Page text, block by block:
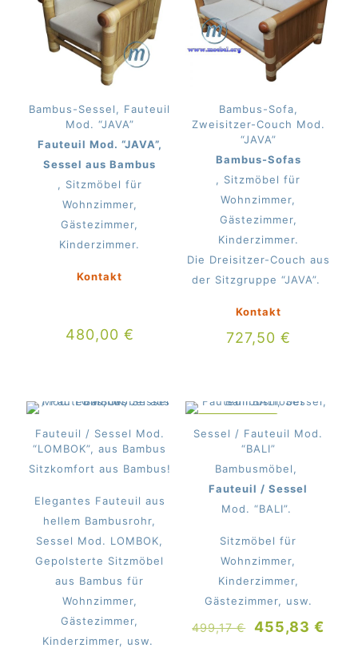
Bambus-Sessel, Fauteuil
Mod. “JAVA”
Fauteuil Mod. “JAVA”,
Sessel aus Bambus
, Sitzmöbel für
Wohnzimmer,
Gästezimmer,
Kinderzimmer.
Kontakt
480,00 €
Bambus-Sofa,
Zweisitzer-Couch Mod.
“JAVA”
Bambus-Sofas
, Sitzmöbel für
Wohnzimmer,
Gästezimmer,
Kinderzimmer.
Die Dreisitzer-Couch aus
der Sitzgruppe “JAVA”.
Kontakt
727,50 €
Fauteuil / Sessel Mod.
“LOMBOK”, aus Bambus
Sitzkomfort aus Bambus!
Elegantes Fauteuil aus
hellem Bambusrohr,
Sessel Mod. LOMBOK,
Gepolsterte Sitzmöbel
aus Bambus für
Wohnzimmer,
Gästezimmer,
Kinderzimmer, usw.
Sessel / Fauteuil Mod.
“BALI”
Bambusmöbel,
Fauteuil / Sessel
Mod. “BALI”.
Sitzmöbel für
Wohnzimmer,
Kinderzimmer,
Gästezimmer, usw.
499,17€ 455,83€